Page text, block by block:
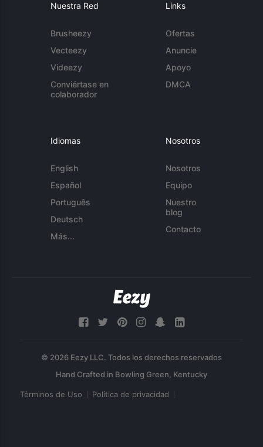
Nuestra Red
Brusheezy
Vecteezy
Videezy
Conviértase en
colaborador
Links
Ofertas
Anuncie
Apoyo
DMCA
Idiomas
English
Español
Português
Deutsch
Más...
Nosotros
Nosotros
Equipo
Nuestro
blog
Contacto
© 2026 Eezy LLC. Todos los derechos reservados
Términos de Uso Política de privacidad